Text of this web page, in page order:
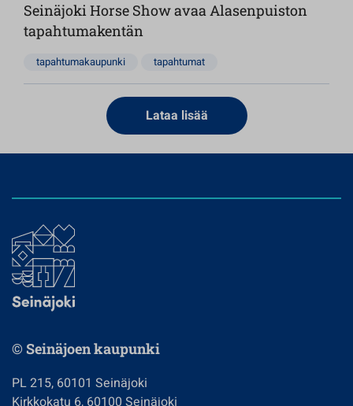
Seinäjoki Horse Show avaa Alasenpuiston
tapahtumakentän
tapahtumakaupunki tapahtumat
Lataa lisää
© Seinäjoen kaupunki
PL 215, 60101 Seinäjoki
Kirkkokatu 6, 60100 Seinäjoki